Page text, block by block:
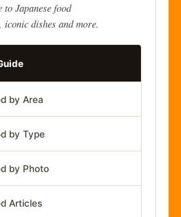
to Japanese food
dishes and more.
by Area
by Type
by Photo
Articles